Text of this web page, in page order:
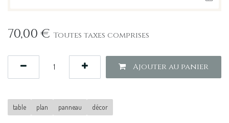
70,00€ Toutes taxes comprises
Ajouter au panier
table plan panneau décor